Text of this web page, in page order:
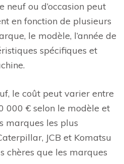
neuf ou d’occasion peut
en fonction de plusieurs
le modèle, l’année de
spécifiques et
le coût peut varier entre
000 € selon le modèle et
marques les plus
JCB et Komatsu
chères que les marques